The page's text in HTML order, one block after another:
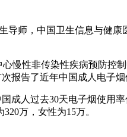
师，中国卫生信息与健
慢性非传染性疾病预防
报告了近年中国成人电子
人过去30天电子烟使用
万，女性为15万。